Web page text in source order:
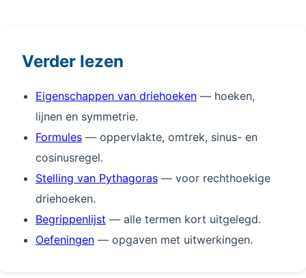
Verder lezen
Eigenschappen van driehoeken — hoeken,
lijnen en symmetrie.
Formules — oppervlakte, omtrek, sinus- en
cosinusregel.
Stelling van Pythagoras — voor rechthoekige
driehoeken.
Begrippenlijst — alle termen kort uitgelegd.
Oefeningen — opgaven met uitwerkingen.